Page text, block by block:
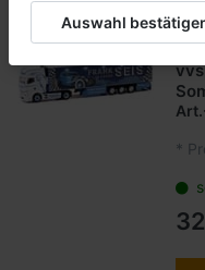
*
Auswahl